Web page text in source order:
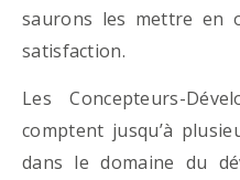
saurons les mettre en
satisfaction.
Les Concepteurs-
comptent jusqu’à
dans le domaine du